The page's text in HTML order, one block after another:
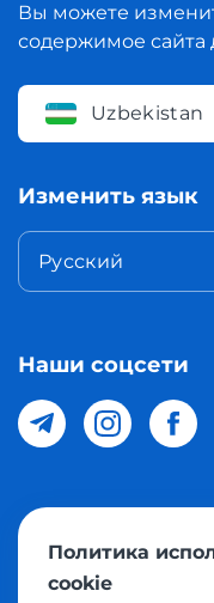
Вы можете
содержимое сайта
Uzbekistan
Изменить язык
Русский
Наши соцсети
© 2026 Meest
магазинов мира в
Политика
cookie